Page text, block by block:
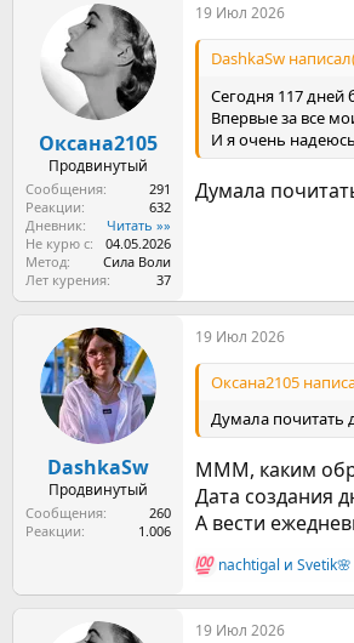
к
и
Оксана2105
Продвинутый
Сообщения
291
Реакции
632
Дневник
Читать »»
Не курю с
04.05.2026
Метод
Сила Воли
Лет курения
37
19 Июл 2026
DashkaSw
Сегодня 117 дней
Впервые за все
И я очень
Думала
DashkaSw
Продвинутый
Сообщения
260
Реакции
1.006
19 Июл 2026
Оксана2105
Думала почитать
МММ, каким
Дата создания
А вести
Р
е
а
к
nachtigal и Svetik🌸
19 Июл 2026